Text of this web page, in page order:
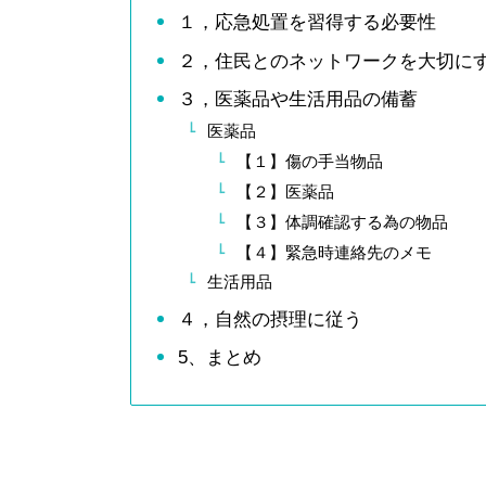
１，応急処置を習得する必要性
２，住民とのネットワークを大切に
３，医薬品や生活用品の備蓄
医薬品
【１】傷の手当物品
【２】医薬品
【３】体調確認する為の物品
【４】緊急時連絡先のメモ
生活用品
４，自然の摂理に従う
5、まとめ